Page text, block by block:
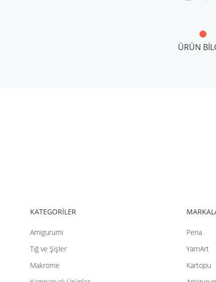
ÜRÜN
KATEGORİLER
Amigurumi
Tığ ve Şişler
Makrome
Peria
YarnArt
Kartopu